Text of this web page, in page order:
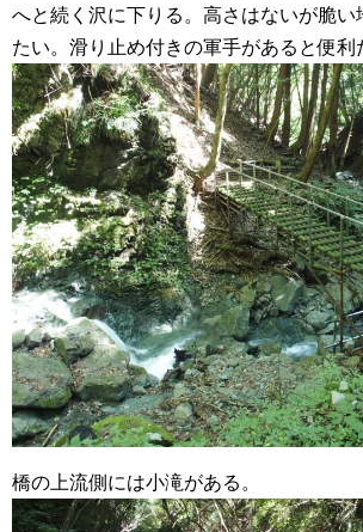
へと続く沢に下りる。高さはないが脆い
たい。滑り止め付きの軍手があると便利
橋の上流側には小滝がある。